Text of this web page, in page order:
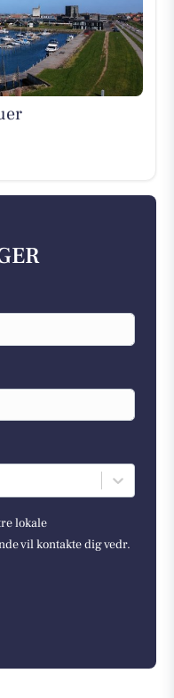
lokale
vil kontakte dig vedr.